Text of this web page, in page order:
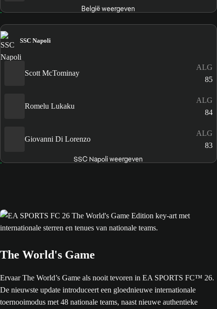
België weergeven
SSC Napoli
Scott McTominay
ALG
85
Romelu Lukaku
ALG
84
Giovanni Di Lorenzo
ALG
83
SSC Napoli weergeven
The World's Game
Ervaar The World’s Game als nooit tevoren in EA SPORTS FC™ 26.
De nieuwste update introduceert een gloednieuwe internationale
toernooimodus met 48 nationale teams, naast nieuwe authentieke